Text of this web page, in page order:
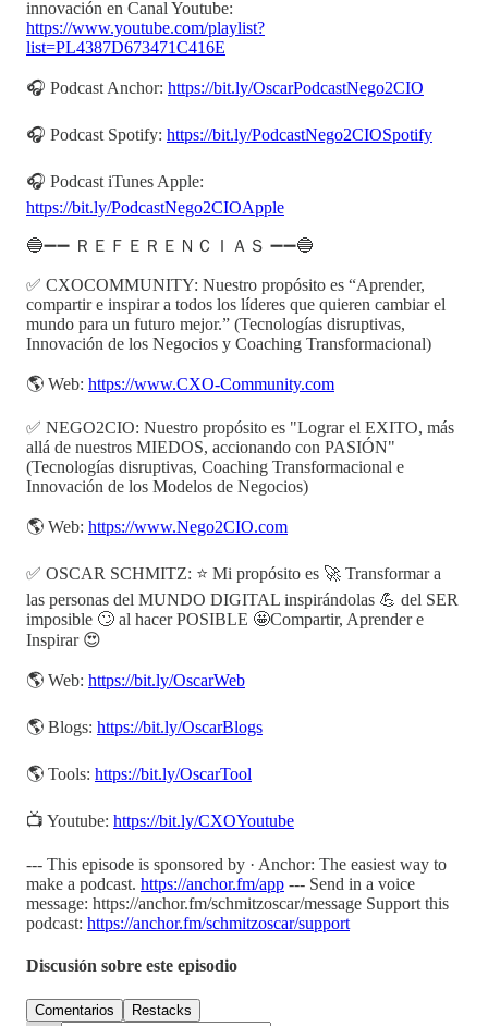
innovación en Canal Youtube:
https://www.youtube.com/playlist?
list=PL4387D673471C416E
🎧 Podcast Anchor: https://bit.ly/OscarPodcastNego2CIO
🎧 Podcast Spotify: https://bit.ly/PodcastNego2CIOSpotify
🎧 Podcast iTunes Apple:
https://bit.ly/PodcastNego2CIOApple
🔵➖➖ ＲＥＦＥＲＥＮＣＩＡＳ ➖➖🔵
✅ CXOCOMMUNITY: Nuestro propósito es “Aprender,
compartir e inspirar a todos los líderes que quieren cambiar el
mundo para un futuro mejor.” (Tecnologías disruptivas,
Innovación de los Negocios y Coaching Transformacional)
🌎 Web: https://www.CXO-Community.com
✅ NEGO2CIO: Nuestro propósito es "Lograr el EXITO, más
allá de nuestros MIEDOS, accionando con PASIÓN"
(Tecnologías disruptivas, Coaching Transformacional e
Innovación de los Modelos de Negocios)
🌎 Web: https://www.Nego2CIO.com
✅ OSCAR SCHMITZ: ⭐ Mi propósito es 🚀 Transformar a
las personas del MUNDO DIGITAL inspirándolas 💪 del SER
imposible 🙄 al hacer POSIBLE 🤩Compartir, Aprender e
Inspirar 😍
🌎 Web: https://bit.ly/OscarWeb
🌎 Blogs: https://bit.ly/OscarBlogs
🌎 Tools: https://bit.ly/OscarTool
📺 Youtube: https://bit.ly/CXOYoutube
--- This episode is sponsored by · Anchor: The easiest way to
make a podcast. https://anchor.fm/app --- Send in a voice
message: https://anchor.fm/schmitzoscar/message Support this
podcast: https://anchor.fm/schmitzoscar/support
Discusión sobre este episodio
Comentarios Restacks